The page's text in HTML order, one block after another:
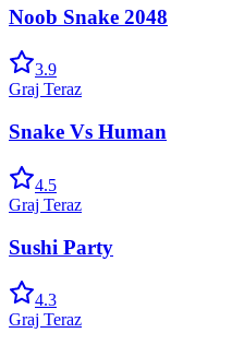
Noob Snake 2048
3.9
Graj Teraz
Snake Vs Human
4.5
Graj Teraz
Sushi Party
4.3
Graj Teraz